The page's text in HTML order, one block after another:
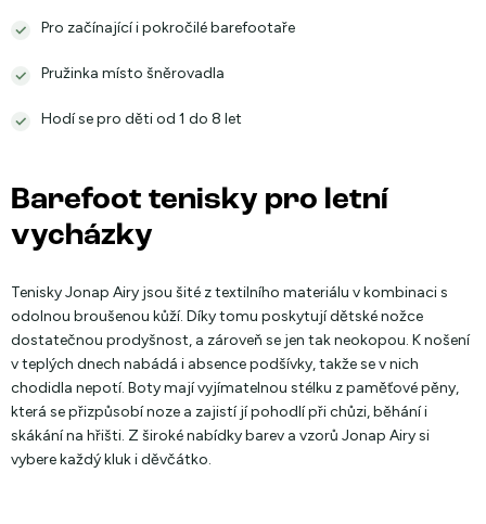
Pro začínající i pokročilé barefootaře
Pružinka místo šněrovadla
Hodí se pro děti od 1 do 8 let
Barefoot tenisky pro letní
vycházky
Tenisky Jonap Airy jsou šité z textilního materiálu v kombinaci s
odolnou broušenou kůží. Díky tomu poskytují dětské nožce
dostatečnou prodyšnost, a zároveň se jen tak neokopou. K nošení
v teplých dnech nabádá i absence podšívky, takže se v nich
chodidla nepotí. Boty mají vyjímatelnou stélku z paměťové pěny,
která se přizpůsobí noze a zajistí jí pohodlí při chůzi, běhání i
skákání na hřišti. Z široké nabídky barev a vzorů Jonap Airy si
vybere každý kluk i děvčátko.